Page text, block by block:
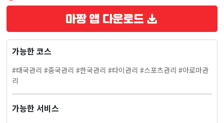
야
마
사
지
가능한 코스
#태국관리 #중국관리 #한국관리 #타이관리 #스포츠관리 #아로마관
리
가능한 서비스